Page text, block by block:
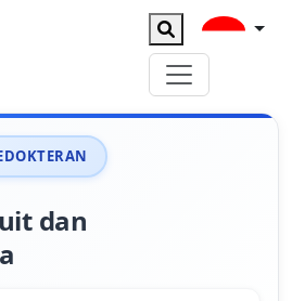
dan